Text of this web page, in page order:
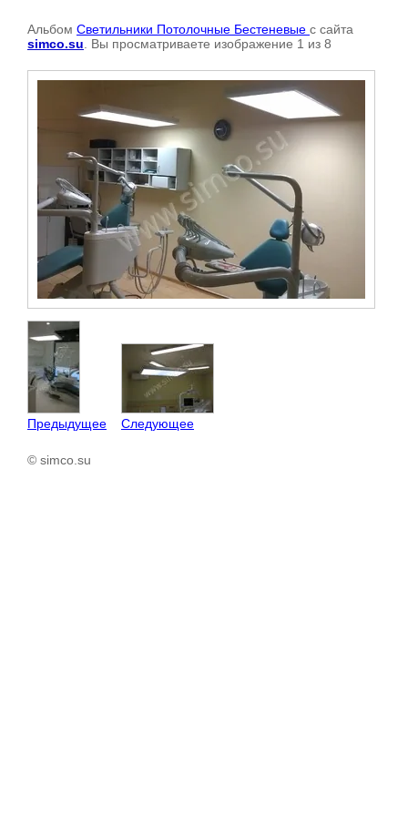
Альбом Светильники Потолочные Бестеневые с сайта
simco.su . Вы просматриваете изображение 1 из 8
Предыдущее Следующее
© simco.su